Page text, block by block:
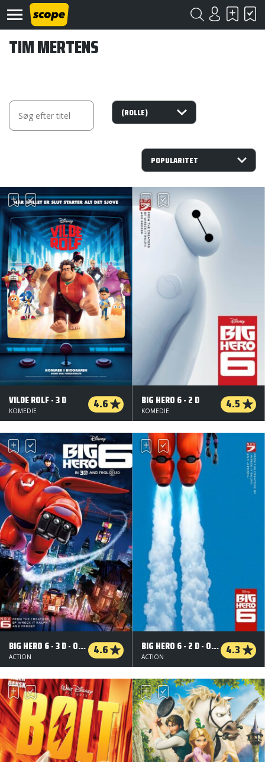
Om
©
Scope
2020
TIM MERTENS
VILDE ROLF - 3 D 4.6
KOMEDIE
BIG HERO 6 - 2 D 4.5
KOMEDIE
BIG HERO 6 - 3 D - ORG.VERS. 4.6
ACTION
BIG HERO 6 - 2 D - ORG.VERS. 4.3
ACTION